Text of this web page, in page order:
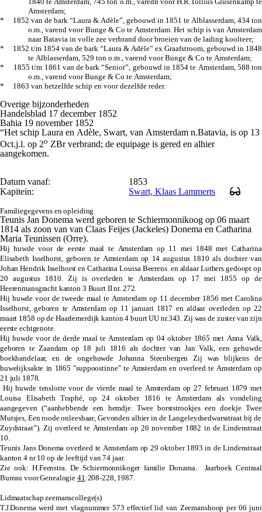
Amsterdam;
* 1852 van de bark “Laura & Adèle”, gebouwd in 1851 te Alblasserdam, 434 ton
o.m., varend voor Bunge & Co te Amsterdam. Het schip is van Amsterdam
naar Batavia in volle zee verbrand door broeien van de lading koolteer;
* 1852 t/m 1854 van de bark “Laura & Adèle” ex Graafstroom, gebouwd in 1848
te Alblasserdam, 529 ton o.m., varend voor Bunge & Co te Amsterdam;
* 1855 t/m 1861 van de bark “Senior”, gebouwd in 1854 te Amsterdam, 588 ton
o.m., varend voor Bunge & Co te Amsterdam;
* 1863 van hetzelfde schip en voor dezelfde reder.
Overige bijzonderheden
Handelsblad 17 december 1852
Bahia 19 november 1852
“Het schip Laura en Adèle, Swart, van Amsterdam n.Batavia, is op 13
Oct.j.l. op 2o ZBr verbrand; de equipage is gered en alhier
aangekomen.
Datum vanaf:
1853
Kapitein:
Swart, Klaas Lammerts
Familiegegevens en opleiding
Teunis Jan Donema werd geboren te Schiermonnikoog op 06 maart
1814 als zoon van van Claas Feijes (Jackeles) Donema en Catharina
Maria Teunissen (Orre).
Hij huwde voor de eerste maal te Amsterdam op 11 mei 1848 met Catharina
Elisabeth Isselhorst, geboren te Amsterdam op 14 augustus 1810 als dochter van
Johan Hendrik Isselhorst en Catharina Louisa Beerens. en aldaar Luthers gedoopt op
20 augustus 1810. Zij is overleden te Amsterdam op 17 mei 1855 op de
Heerenmansgracht kanton 3 Buurt II nr. 272.
Hij huwde voor de tweede maal te Amsterdam op 11 december 1856 met Carolina
Isselhorst, geboren te Amsterdam op 11 januari 1817 en aldaar overleden op 22
maart 1858 op de Haarlemerdijk kanton 4 buurt UU nr.343. Zij was de zuster van zijn
eerste echtgenote.
Hij huwde voor de derde maal te Amsterdam op 04 oktober 1865 met Anna Valk,
geboren te Zaandam op 18 juli 1816 als dochter van Jan Valk, een gehuwde
boekhandelaar, en de ongehuwde Johanna Steenbergen Zij was blijkens de
huwelijksakte in 1865 "suppoostinne" te Amsterdam en overleed te Amsterdam op
21 juli 1878.
Hij huwde tenslotte voor de vierde maal te Amsterdam op 27 februari 1879 met
Louisa Elisabeth Traphé, op 24 oktober 1816 te Amsterdam als vondeling
aangegeven (“aanhebbende een hemdje. Twee borststrookjes een doekje Twee
Mutsjes, Een roodeonleesbaar, Gevonden alhier in de Langeleydsedwarsstraat bij de
Zuydstraat”). Zij overleed te Amsterdam op 26 november 1882 in de Lindenstraat
10.
Teunis Jans Donema overleed te Amsterdam op 29 oktober 1893 in de Lindenstraat
kanton 4 nr 10 op de leeftijd van 74 jaar.
Zie ook: H.Feenstra. De Schiermonnikoger familie Donama. Jaarboek Centraal
Bureau voor Genealogie 41:208-228, 1987.
Lidmaatschap zeemanscollege(s)
T.J.Donema werd met vlagnummer 573 effectief lid van Zeemanshoop per 06 juni